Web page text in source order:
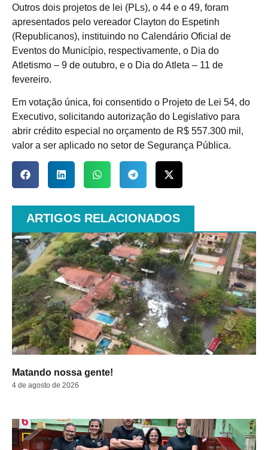
Outros dois projetos de lei (PLs), o 44 e o 49, foram
apresentados pelo vereador Clayton do Espetinh
(Republicanos), instituindo no Calendário Oficial de
Eventos do Município, respectivamente, o Dia do
Atletismo – 9 de outubro, e o Dia do Atleta – 11 de
fevereiro.
Em votação única, foi consentido o Projeto de Lei 54, do
Executivo, solicitando autorização do Legislativo para
abrir crédito especial no orçamento de R$ 557.300 mil,
valor a ser aplicado no setor de Segurança Pública.
ARTIGOS RELACIONADOS
Matando nossa gente!
4 de agosto de 2026